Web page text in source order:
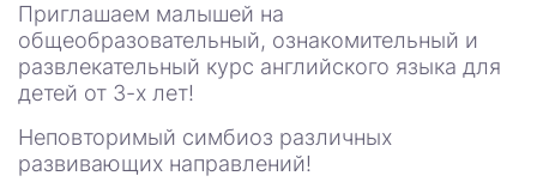
Приглашаем малышей на
общеобразовательный, ознакомительный и
развлекательный курс английского языка для
детей от 3-х лет!
Неповторимый симбиоз различных
развивающих направлений!